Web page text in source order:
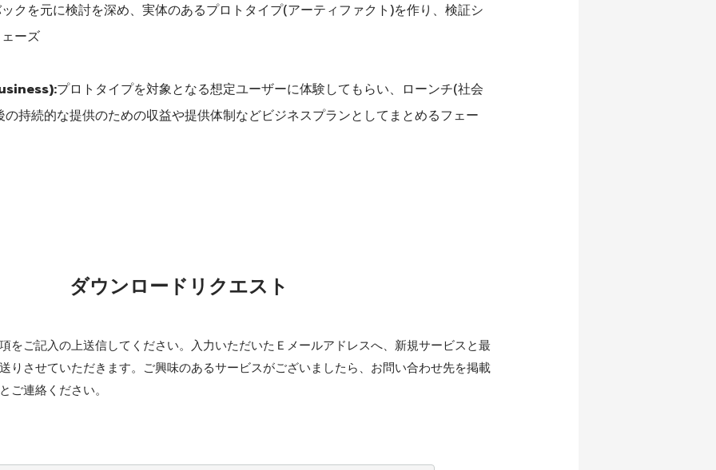
クを元に検討を深め、実体のあるプロトタイプ(アーティファクト)を作り、検証シ
ーズ
プロトタイプを対象となる想定ユーザーに体験してもらい、ローンチ(社会
持続的な提供のための収益や提供体制などビジネスプランとしてまとめるフェー
ダウンロードリクエスト
をご記入の上送信してください。入力いただいたＥメールアドレスへ、新規サービスと最
りさせていただきます。ご興味のあるサービスがございましたら、お問い合わせ先を掲載
ご連絡ください。